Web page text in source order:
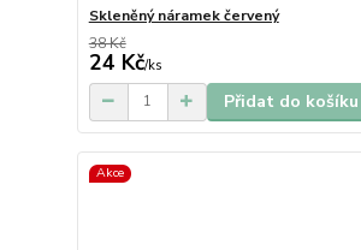
Skleněný náramek červený
38 Kč
24 Kč/ks
Přidat do košíku
Akce